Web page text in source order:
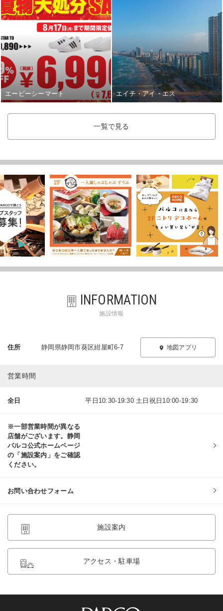
エービーシーマート エイチ・アイ・エス
一覧で見る
INFORMATION
施設情報
住所 静岡県静岡市葵区紺屋町6-7 地図アプリ
営業時間
全日 平日10:30-19:30 土日祝日10:00-19:30
※一部営業時間が異なる
店舗がございます。静岡
パルコ公式ホームページ
の「施設案内」をご確認
ください。
お問い合わせフォーム
施設案内
アクセス・駐車場